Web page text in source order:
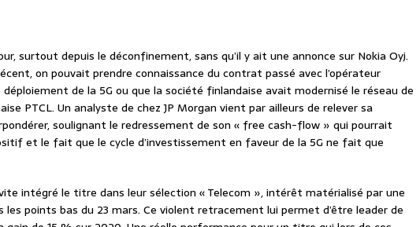
surtout depuis le déconfinement, sans qu’il y ait une annonce sur Nokia Oyj.
on pouvait prendre connaissance du contrat passé avec l’opérateur
déploiement de la 5G ou que la société finlandaise avait modernisé le réseau de
PTCL. Un analyste de chez JP Morgan vient par ailleurs de relever sa
soulignant le redressement de son « free cash-flow » qui pourrait
et le fait que le cycle d’investissement en faveur de la 5G ne fait que
intégré le titre dans leur sélection « Telecom », intérêt matérialisé par une
les points bas du 23 mars. Ce violent retracement lui permet d’être leader de